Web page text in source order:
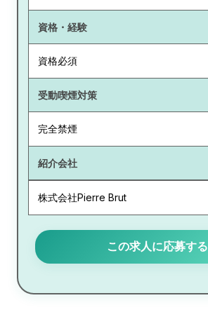
資格・経験
資格必須
受動喫煙対策
完全禁煙
紹介会社
株式会社Pierre Brut
この求人に応募する